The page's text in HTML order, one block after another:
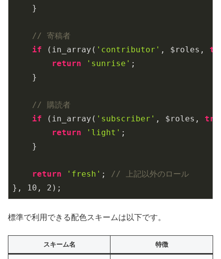
    }
// 寄稿者
if (in_array( 'contributor' , $roles,
return
'sunrise' ;
    }
// 購読者
if (in_array( 'subscriber' , $roles,
return
'light' ;
    }
return 'fresh' ; // 上記以外のロール
},
10 , 2 );
標準で利用できる配色スキームは以下です。
スキーム名 特徴